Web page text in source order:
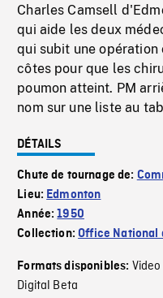
Charles Camsell
qui aide les deux
qui subit une opération
côtes pour que les
poumon atteint. PM
nom sur une liste au
DÉTAILS
Chute de tournage de:
Lieu: Edmonton
Année:1950
Collection:Office National
Formats disponibles:
Digital Beta